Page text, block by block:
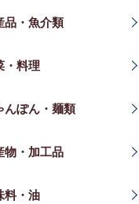
品・魚介類
・料理
んぽん・麺類
物・加工品
料・油